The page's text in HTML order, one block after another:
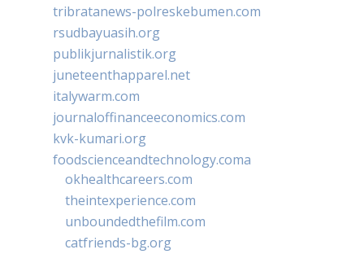
tribratanews-polreskebumen.com
rsudbayuasih.org
publikjurnalistik.org
juneteenthapparel.net
italywarm.com
journaloffinanceeconomics.com
kvk-kumari.org
foodscienceandtechnology.coma
okhealthcareers.com
theintexperience.com
unboundedthefilm.com
catfriends-bg.org